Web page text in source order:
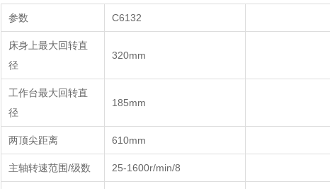
参数 C6132
床身上最大回转直
径
320mm
工作台最大回转直
径
185mm
两顶尖距离 610mm
主轴转速范围/级数 25-1600r/min/8